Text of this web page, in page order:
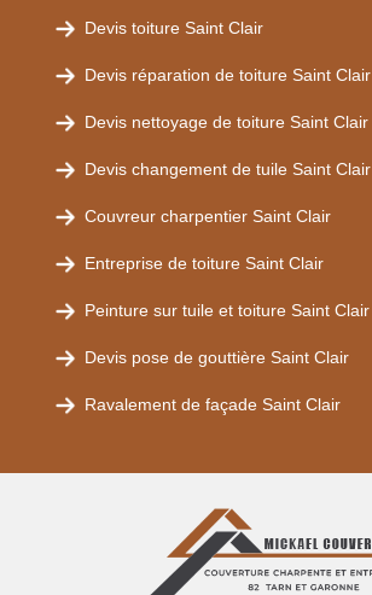
Devis toiture Saint Clair
Devis réparation de toiture Saint Clair
Devis nettoyage de toiture Saint Clair
Devis changement de tuile Saint Clair
Couvreur charpentier Saint Clair
Entreprise de toiture Saint Clair
Peinture sur tuile et toiture Saint Clair
Devis pose de gouttière Saint Clair
Ravalement de façade Saint Clair